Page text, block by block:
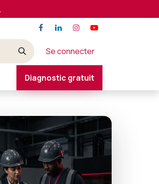
Se connecter
Diagnostic gratuit